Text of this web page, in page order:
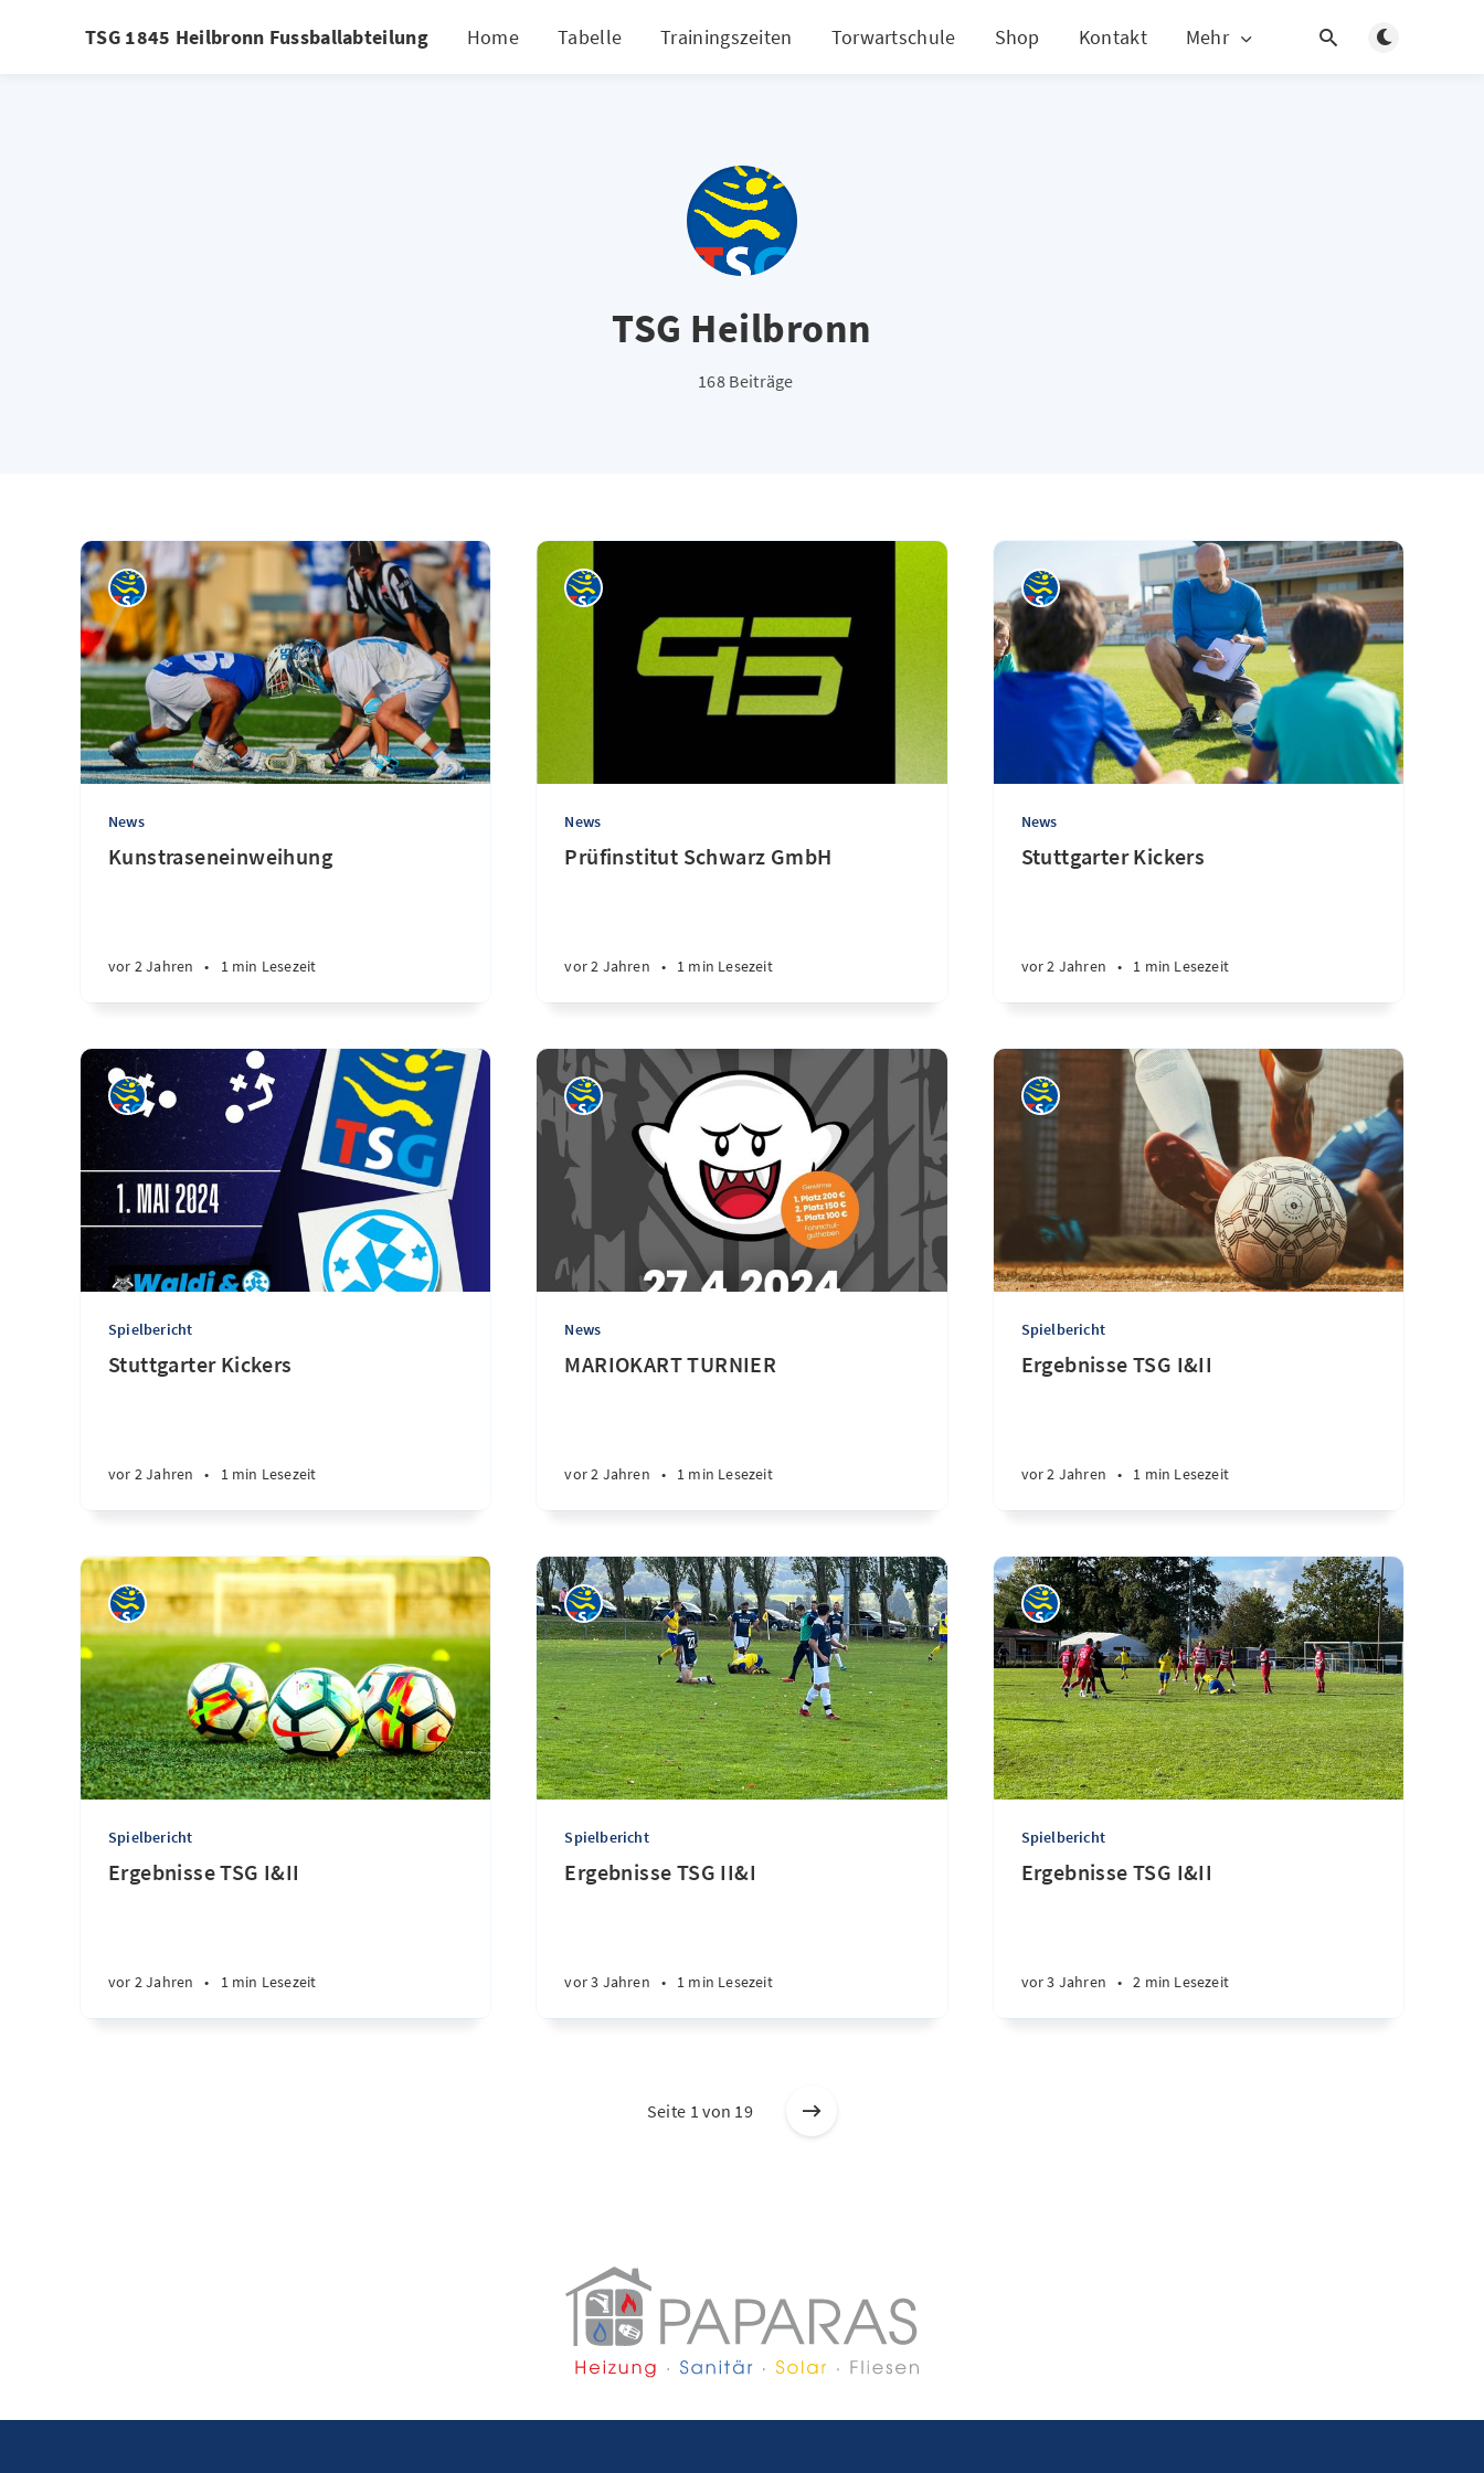
TSG 1845 Heilbronn Fussballabteilung Home Tabelle Trainingszeiten Torwartschule Shop Kontakt Mehr Dunklen
TSG Heilbronn
168 Beiträge
News
Kunstraseneinweihung
vor 2 Jahren • 1 min Lesezeit
News
Prüfinstitut Schwarz GmbH
vor 2 Jahren • 1 min Lesezeit
News
Stuttgarter Kickers
vor 2 Jahren • 1 min Lesezeit
Spielbericht
Stuttgarter Kickers
vor 2 Jahren • 1 min Lesezeit
News
MARIOKART TURNIER
vor 2 Jahren • 1 min Lesezeit
Spielbericht
Ergebnisse TSG I&II
vor 2 Jahren • 1 min Lesezeit
Spielbericht
Ergebnisse TSG I&II
vor 2 Jahren • 1 min Lesezeit
Spielbericht
Ergebnisse TSG II&I
vor 3 Jahren • 1 min Lesezeit
Spielbericht
Ergebnisse TSG I&II
vor 3 Jahren • 2 min Lesezeit
Seite 1 von 19